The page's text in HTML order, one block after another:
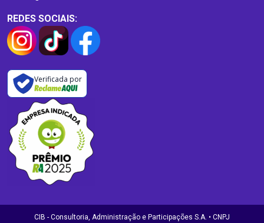
REDES SOCIAIS:
Verificada por
CIB - Consultoria, Administração e Participações S.A. • CNPJ